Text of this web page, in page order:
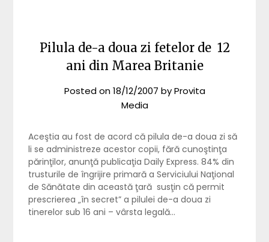
Pilula de-a doua zi fetelor de 12
ani din Marea Britanie
Posted on18/12/2007 byProvita
Media
Aceştia au fost de acord că pilula de-a doua zi să
li se administreze acestor copii, fără cunoştinţa
părinţilor, anunţă publicaţia Daily Express. 84% din
trusturile de îngrijire primară a Serviciului Naţional
de Sănătate din această ţară susţin că permit
prescrierea „în secret” a pilulei de-a doua zi
tinerelor sub 16 ani – vârsta legală…